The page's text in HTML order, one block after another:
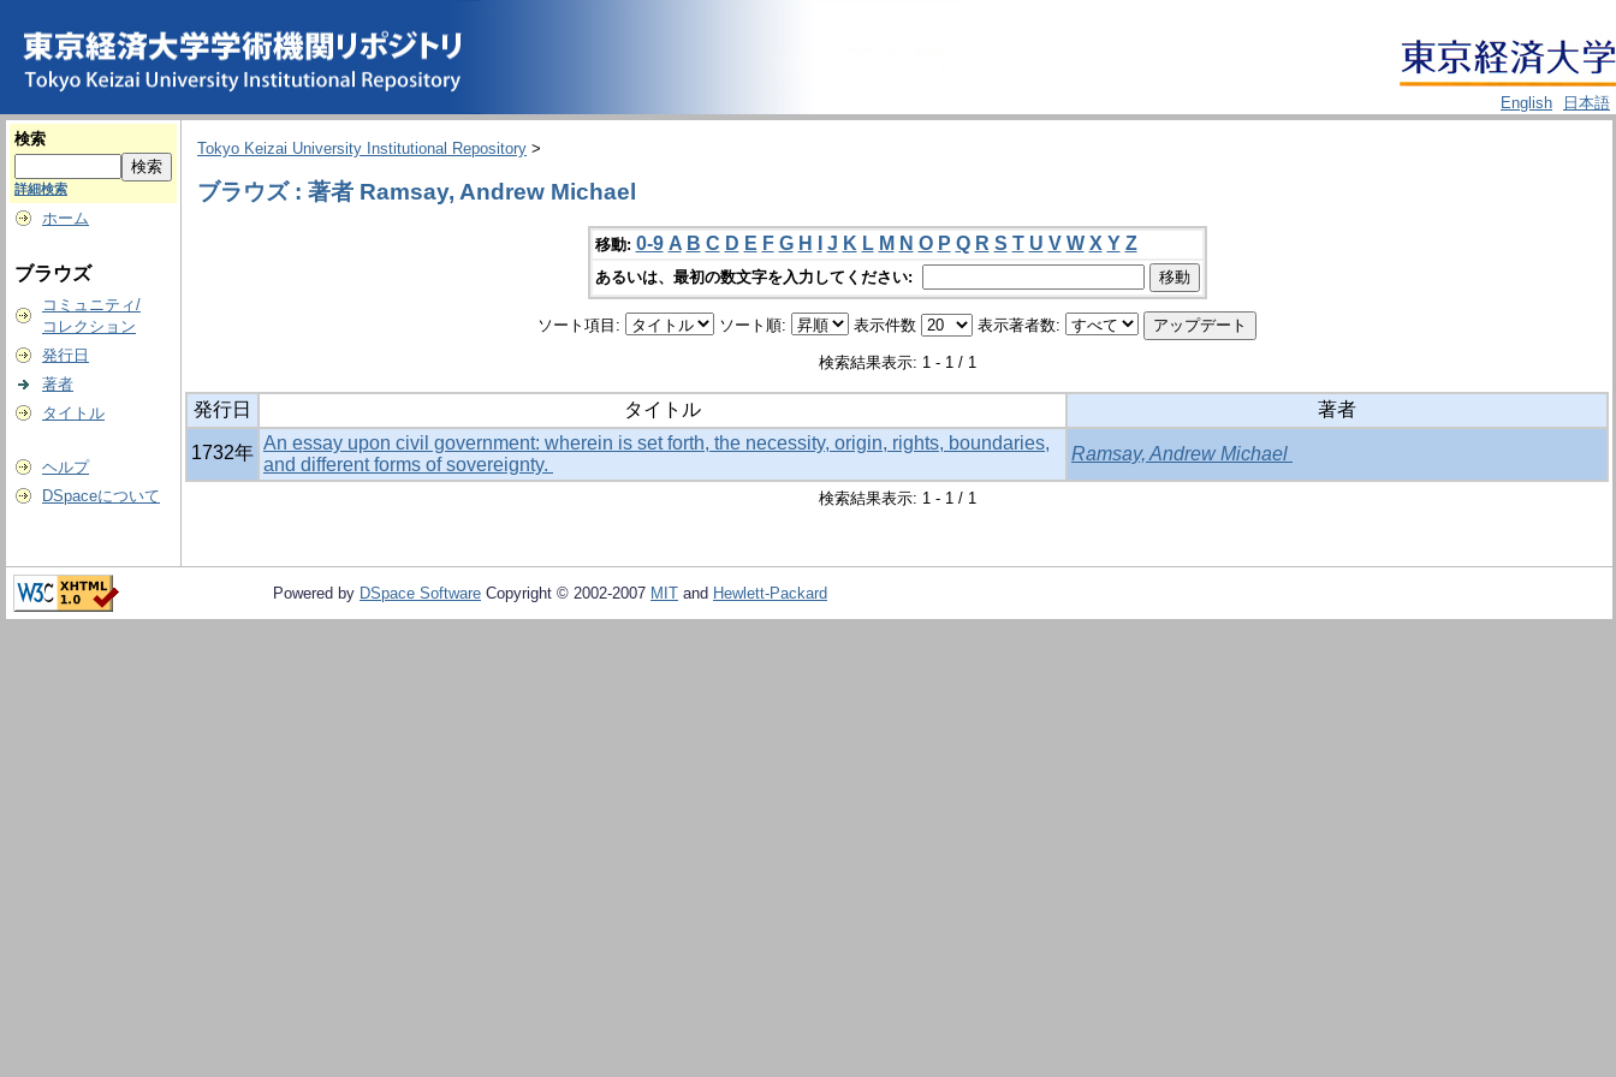
English
日本語
検索
詳細検索
ホーム
ブラウズ
コミュニティ/
コレクション
発行日
著者
タイトル
ヘルプ
DSpaceについて
Tokyo Keizai University Institutional Repository >
ブラウズ : 著者 Ramsay, Andrew Michael
移動: 0-9 A B C D E F G H J K L M N O P Q R S T U V W X Y Z
あるいは、最初の数文字を入力してください:
ソート項目: ソート順: 表示件数 表示著者数:
検索結果表示: 1 - 1 / 1
発行日 タイトル 著者
1732年 An essay upon civil government: wherein is set forth, the necessity, origin, rights, boundaries,
and different forms of sovereignty.
Ramsay, Andrew Michael
検索結果表示: 1 - 1 / 1
Powered by DSpace Software Copyright © 2002-2007 MIT and Hewlett-Packard